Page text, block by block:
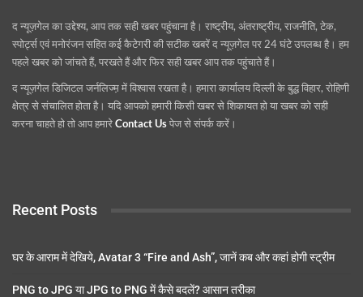
द न्यूज़गेल का उद्देश्य, आप तक सही खबर पहुंचाना है। राष्ट्रीय, अंतराष्ट्रीय, राजनीति, टेक,
स्पोर्ट्स एवं मनोरंजन सहित कई कैटेगरी की सटीक खबरें द न्यूज़गेल पर 24 घंटे उपलब्ध है। हम
पहले खबर को जांचते हैं, परखते हैं और फिर सही खबर आप तक पहुंचाते हैं।
द न्यूज़गेल डिजिटल जर्नलिज्म़ में विश्वास रखता है। हमारा कार्यालय दिल्ली के बुद्ध विहार, रोहिणी
क्षेत्र से संचालित होता है। यदि आपको हमारी किसी खबर से शिकायत हो या खबर को सही
करना चाहते हो तो आप हमारेContact Usपेज से संपर्क करें।
Recent Posts
घर के आराम में देखिये, Avatar 3 “Fire and Ash”, जानें कब और कहां होगी स्ट्रीम
PNG to JPG या JPG to PNG में कैसे बदलें? आसान तरीका